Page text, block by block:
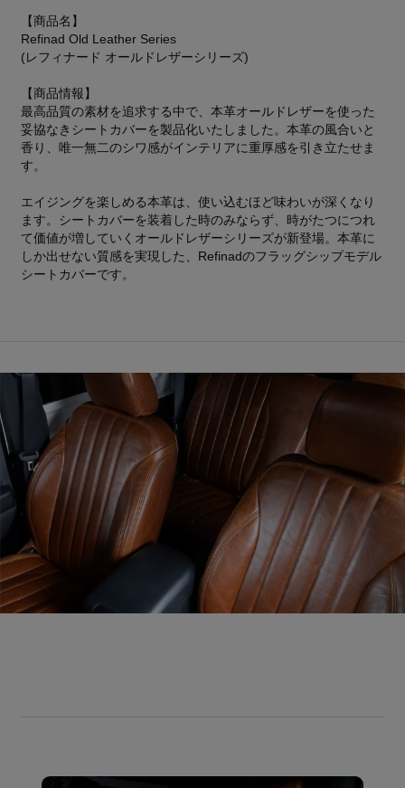
【商品名】
Refinad Old Leather Series
(レフィナード オールドレザーシリーズ)
【商品情報】
最高品質の素材を追求する中で、本革オールドレザーを使った
妥協なきシートカバーを製品化いたしました。本革の風合いと
香り、唯一無二のシワ感がインテリアに重厚感を引き立たせま
す。
エイジングを楽しめる本革は、使い込むほど味わいが深くなり
ます。シートカバーを装着した時のみならず、時がたつにつれ
て価値が増していくオールドレザーシリーズが新登場。本革に
しか出せない質感を実現した、Refinadのフラッグシップモデル
シートカバーです。